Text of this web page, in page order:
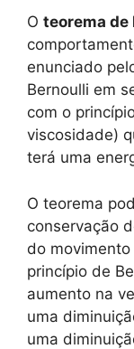
O teorema de
enunciado
Bernoulli em
com o
viscosidade)
terá uma
O teorema
conservação
do
princípio de
aumento na
uma
uma